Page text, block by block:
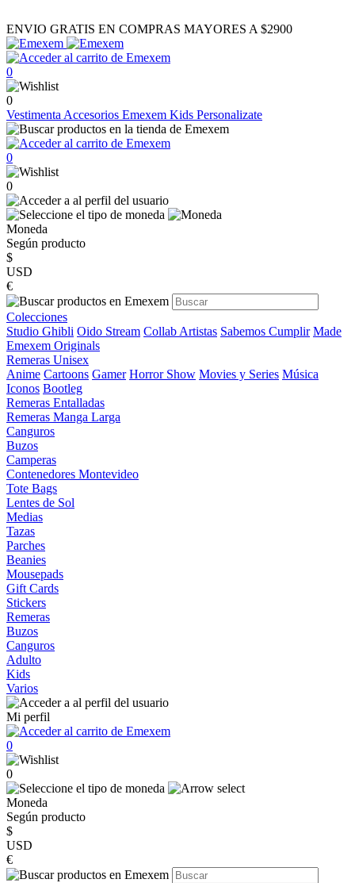
ENVIO GRATIS EN COMPRAS MAYORES A $2900
0
0
Vestimenta Accesorios Emexem Kids Personalizate
0
0
Moneda
Según producto
$
USD
€
Colecciones
Studio Ghibli Oido Stream Collab Artistas Sabemos Cumplir Made
Emexem Originals
Remeras Unisex
Anime Cartoons Gamer Horror Show Movies y Series Música
Iconos Bootleg
Remeras Entalladas
Remeras Manga Larga
Canguros
Buzos
Camperas
Contenedores Montevideo
Tote Bags
Lentes de Sol
Medias
Tazas
Parches
Beanies
Mousepads
Gift Cards
Stickers
Remeras
Buzos
Canguros
Adulto
Kids
Varios
Mi perfil
0
0
Moneda
Según producto
$
USD
€